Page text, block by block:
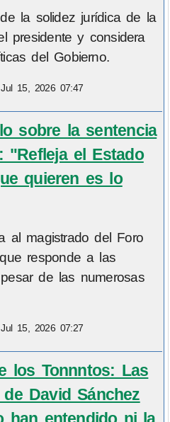
la solidez jurídica de la
presidente y considera
del Gobierno.
Jul 15, 2026 07:47
sobre la sentencia
"Refleja el Estado
quieren es lo
al magistrado del Foro
responde a las
de las numerosas
Jul 15, 2026 07:27
los Tonnntos: Las
David Sánchez